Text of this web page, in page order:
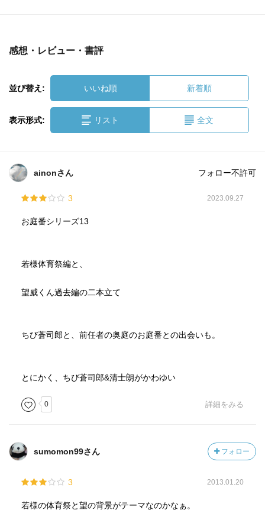
感想・レビュー・書評
並び替え: いいね順 新着順
表示形式: リスト 全文
ainonさん フォロー不許可
3 2023.09.27
お庭番シリーズ13
若様体育祭編と、
望威くん過去編の二本立て
ちび蒼司郎と、前任者の奥庭のお庭番との出会いも。
とにかく、ちび蒼司郎&清士朗がかわゆい
0 詳細をみる
sumomon99さん フォロー
3 2013.01.20
若様の体育祭と望の背景がテーマなのかなぁ。